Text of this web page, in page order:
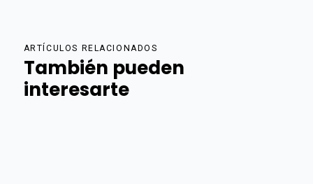
ARTÍCULOS RELACIONADOS
También pueden
interesarte